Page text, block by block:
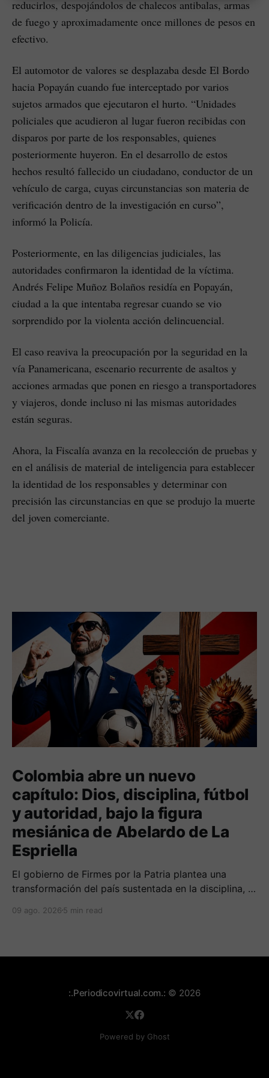
reducirlos, despojándolos de chalecos antibalas, armas
de fuego y aproximadamente once millones de pesos en
efectivo.
El automotor de valores se desplazaba desde El Bordo
hacia Popayán cuando fue interceptado por varios
sujetos armados que ejecutaron el hurto. “Unidades
policiales que acudieron al lugar fueron recibidas con
disparos por parte de los responsables, quienes
posteriormente huyeron. En el desarrollo de estos
hechos resultó fallecido un ciudadano, conductor de un
vehículo de carga, cuyas circunstancias son materia de
verificación dentro de la investigación en curso”,
informó la Policía.
Posteriormente, en las diligencias judiciales, las
autoridades confirmaron la identidad de la víctima.
Andrés Felipe Muñoz Bolaños residía en Popayán,
ciudad a la que intentaba regresar cuando se vio
sorprendido por la violenta acción delincuencial.
El caso reaviva la preocupación por la seguridad en la
vía Panamericana, escenario recurrente de asaltos y
acciones armadas que ponen en riesgo a transportadores
y viajeros, donde incluso ni las mismas autoridades
están seguras.
Ahora, la Fiscalía avanza en la recolección de pruebas y
en el análisis de material de inteligencia para establecer
la identidad de los responsables y determinar con
precisión las circunstancias en que se produjo la muerte
del joven comerciante.
Colombia abre un nuevo
capítulo: Dios, disciplina, fútbol
y autoridad, bajo la figura
mesiánica de Abelardo de La
Espriella
El gobierno de Firmes por la Patria plantea una
transformación del país sustentada en la disciplina, el
una mayor presencia de los uniformados en el
09 ago. 2026 5 min read
:.Periodicovirtual.com.: © 2026
Powered by Ghost